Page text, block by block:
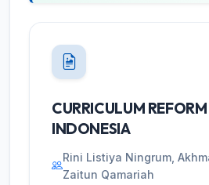
CURRICULUM
INDONESIA
Rini Listiya Ningrum,
Zaitun Qamariah